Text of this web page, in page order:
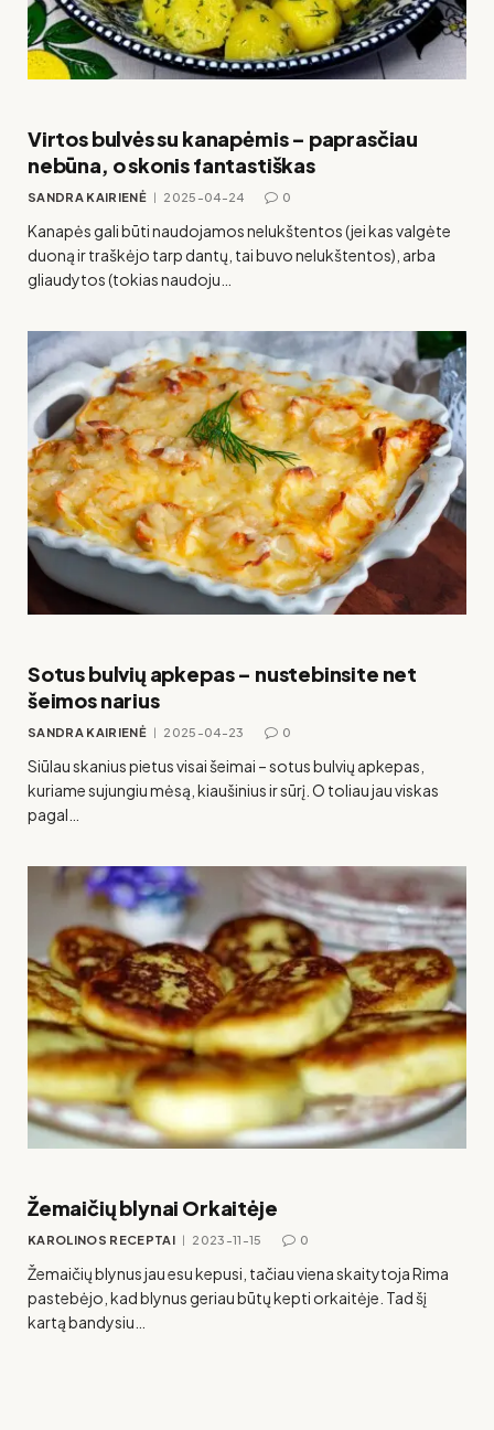
Virtos bulvės su kanapėmis – paprasčiau
nebūna, o skonis fantastiškas
SANDRA KAIRIENĖ 2025-04-24 0
Kanapės gali būti naudojamos nelukštentos (jei kas valgėte
duoną ir traškėjo tarp dantų, tai buvo nelukštentos), arba
gliaudytos (tokias naudoju…
Sotus bulvių apkepas – nustebinsite net
šeimos narius
SANDRA KAIRIENĖ 2025-04-23 0
Siūlau skanius pietus visai šeimai – sotus bulvių apkepas,
kuriame sujungiu mėsą, kiaušinius ir sūrį. O toliau jau viskas
pagal…
Žemaičių blynai Orkaitėje
KAROLINOS RECEPTAI 2023-11-15 0
Žemaičių blynus jau esu kepusi, tačiau viena skaitytoja Rima
pastebėjo, kad blynus geriau būtų kepti orkaitėje. Tad šį
kartą bandysiu…